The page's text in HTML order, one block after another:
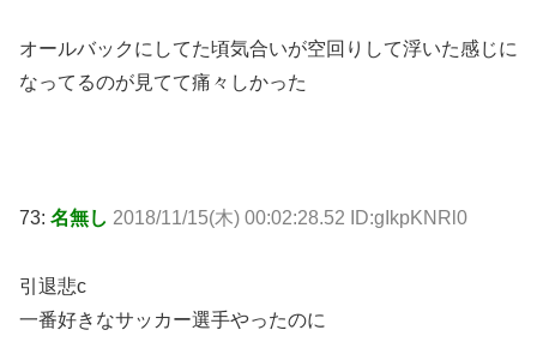
オールバックにしてた頃気合いが空回りして浮いた感じに
なってるのが見てて痛々しかった
73: 名無し 2018/11/15(木) 00:02:28.52 ID:gIkpKNRl0
引退悲c
一番好きなサッカー選手やったのに